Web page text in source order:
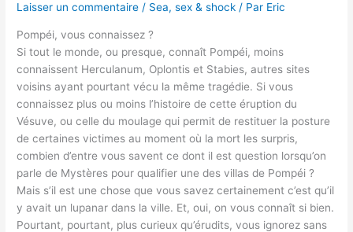
Laisser un commentaire / Sea, sex & shock / Par Eric
Pompéi, vous connaissez ?
Si tout le monde, ou presque, connaît Pompéi, moins
connaissent Herculanum, Oplontis et Stabies, autres sites
voisins ayant pourtant vécu la même tragédie. Si vous
connaissez plus ou moins l’histoire de cette éruption du
Vésuve, ou celle du moulage qui permit de restituer la posture
de certaines victimes au moment où la mort les surpris,
combien d’entre vous savent ce dont il est question lorsqu’on
parle de Mystères pour qualifier une des villas de Pompéi ?
Mais s’il est une chose que vous savez certainement c’est qu’il
y avait un lupanar dans la ville. Et, oui, on vous connaît si bien.
Pourtant, pourtant, plus curieux qu’érudits, vous ignorez sans